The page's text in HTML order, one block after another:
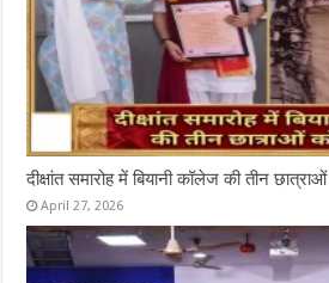
दीक्षांत समारोह में बियानी कॉलेज की तीन
April 27, 2026